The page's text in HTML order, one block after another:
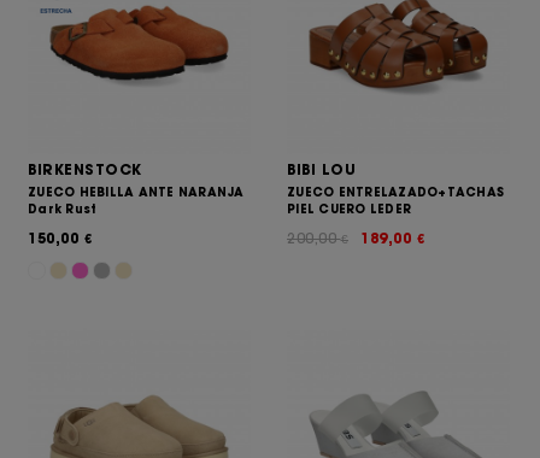
BIRKENSTOCK
ZUECO HEBILLA ANTE NARANJA
Dark Rust
150,00 €
BIBI LOU
ZUECO ENTRELAZADO+TACHAS
PIEL CUERO LEDER
189,00 €
200,00€